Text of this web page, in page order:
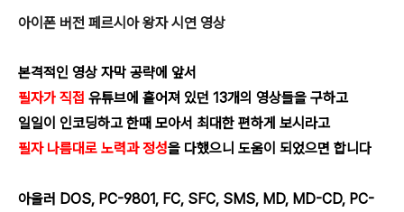
아이폰 버전 페르시아 왕자 시연 영상
본격적인 영상 자막 공략에 앞서
필자가 직접 유튜브에 흩어져 있던 13개의 영상들을 구하고
일일이 인코딩하고 한때 모아서 최대한 편하게 보시라고
필자 나름대로 노력과 정성을 다했으니 도움이 되었으면 합니다
아울러 DOS, PC-9801, FC, SFC, SMS, MD, MD-CD, PC-